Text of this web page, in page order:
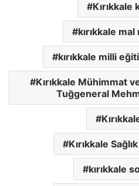
Kırıkkale
kırıkkale
kırıkkale milli
Kırıkkale Mühimmat
Tuğgeneral
Kırıkkale
kırıkkale